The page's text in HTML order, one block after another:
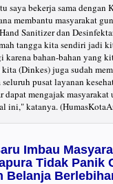
saya bekerja sama dengan
membantu masyarakat
Sanitizer dan
tangga kita sendiri jadi
karena bahan-bahan yang
kita (Dinkes) juga sudah
seluruh pusat layanan
dapat mengajak
ini," katanya.
Imbau
Tidak Panik
Belanja